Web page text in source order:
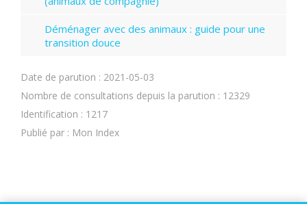
Déménager avec des animaux : guide pour une
transition douce
Date de parution : 2021-05-03
Nombre de consultations depuis la parution : 12329
Identification : 1217
Publié par : Mon Index